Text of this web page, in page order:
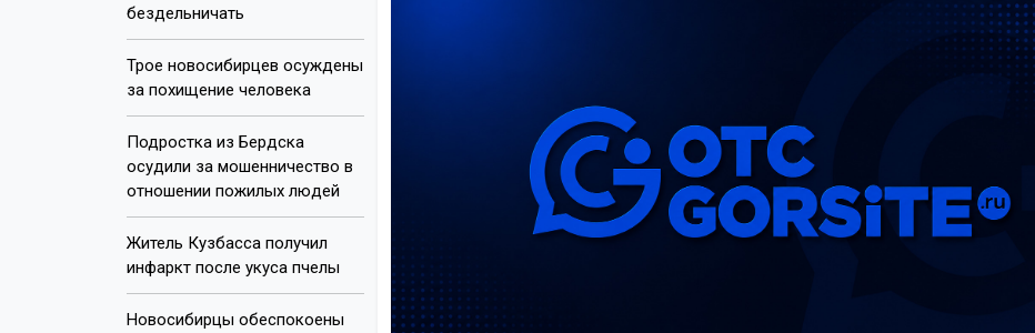
бездельничать
Трое новосибирцев осуждены
за похищение человека
Подростка из Бердска
осудили за мошенничество в
отношении пожилых людей
Житель Кузбасса получил
инфаркт после укуса пчелы
Новосибирцы обеспокоены